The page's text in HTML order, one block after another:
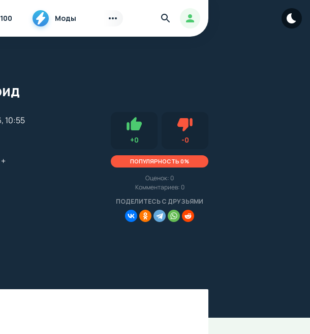
Моды Авторизация
Найти
10:55
с Android, стоит
минимальные
+0Нравится -0Не нравится (0.0, 0, 16189)
ПОПУЛЯРНОСТЬ 0%
Оценок: 0
Комментариев: 0